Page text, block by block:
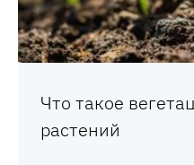
Что такое
растений